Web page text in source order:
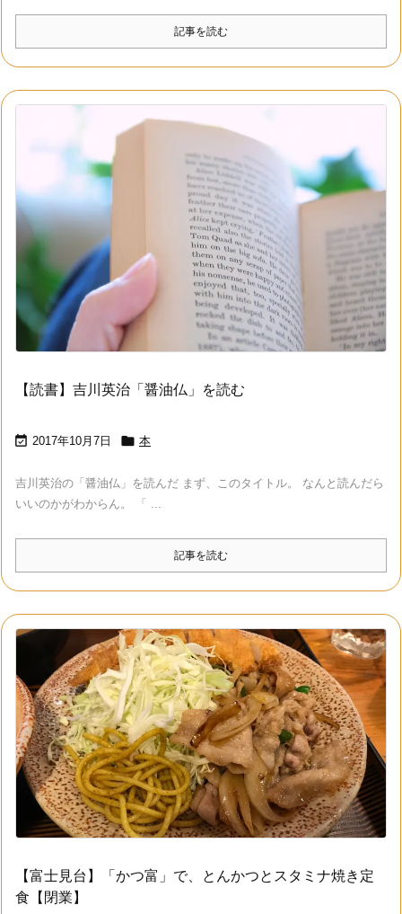
記事を読む
【読書】吉川英治「醤油仏」を読む
 2017年10月7日  本
吉川英治の「醤油仏」を読んだ まず、このタイトル。 なんと読んだら
いいのかがわからん。 「 ...
記事を読む
【富士見台】「かつ富」で、とんかつとスタミナ焼き定
食【閉業】